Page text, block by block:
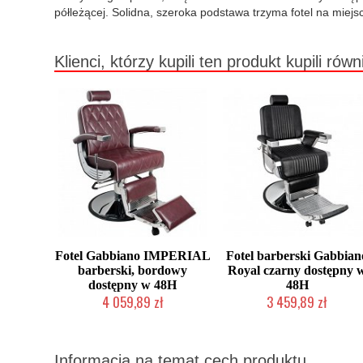
półleżącej. Solidna, szeroka podstawa trzyma fotel na
Klienci, którzy kupili ten produkt kupili
Fotel Gabbiano IMPERIAL
barberski, bordowy
dostępny w 48H
4 059,89 zł
Fotel barberski
Royal czarny dostępny
48H
3 459,89 zł